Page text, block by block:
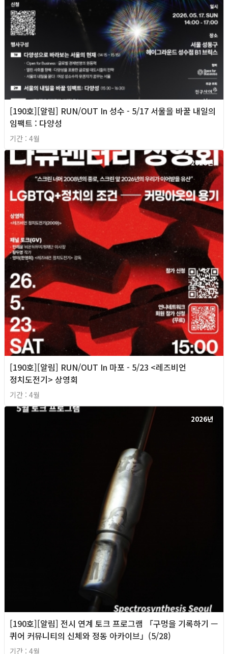
[190호][알림] RUN/OUT In 성수 - 5/17 서울을 바꿀 내일의
임팩트 : 다양성
기간 : 4월
2026년
[190호][알림] RUN/OUT In 마포 - 5/23 <레즈비언
정치도전기> 상영회
기간 : 4월
2026년
[190호][알림] 전시 연계 토크 프로그램 「구멍을 기록하기 —
퀴어 커뮤니티의 신체와 정동 아카이브」(5/28)
기간 : 4월